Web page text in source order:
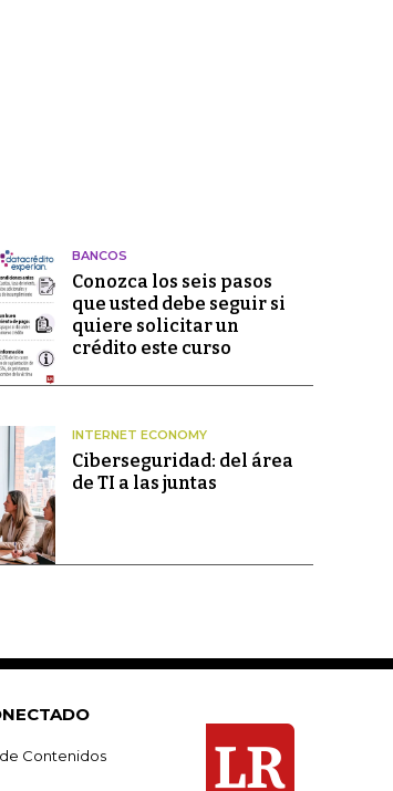
BANCOS
Conozca los seis pasos
que usted debe seguir si
quiere solicitar un
crédito este curso
INTERNET ECONOMY
Ciberseguridad: del área
de TI a las juntas
Contenidos